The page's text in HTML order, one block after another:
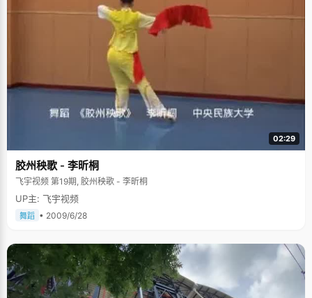
02:29
胶州秧歌 - 李昕桐
飞宇视频 第19期, 胶州秧歌 - 李昕桐
UP主: 飞宇视频
舞蹈 • 2009/6/28